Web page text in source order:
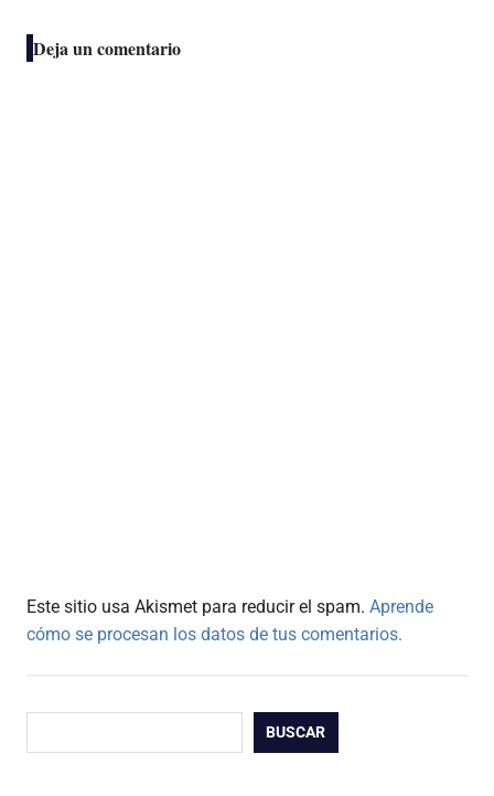
Deja un comentario
Este sitio usa Akismet para reducir el spam. Aprende
cómo se procesan los datos de tus comentarios.
BUSCAR